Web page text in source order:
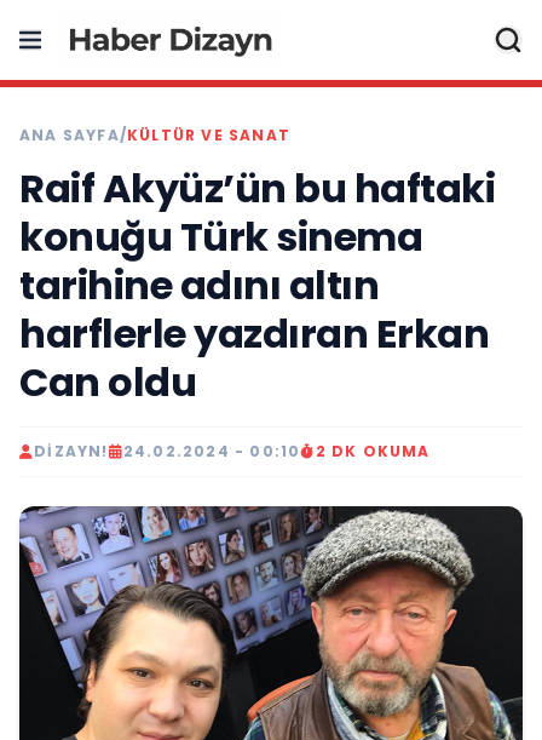
ANA SAYFA/KÜLTÜR VE SANAT
Raif Akyüz’ün bu haftaki
konuğu Türk sinema
tarihine adını altın
harflerle yazdıran Erkan
Can oldu
DIZAYN! 24.02.2024 - 00:10 2 DK OKUMA